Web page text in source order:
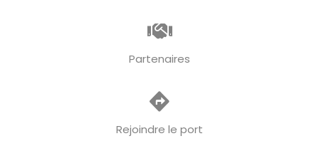
Partenaires
Rejoindre le port